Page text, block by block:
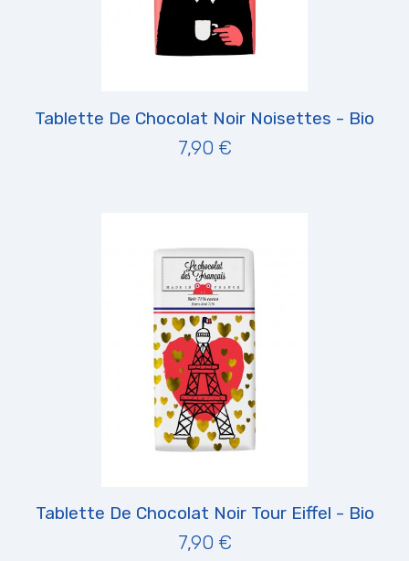
Tablette De Chocolat Noir Noisettes - Bio
7,90 €
Tablette De Chocolat Noir Tour Eiffel - Bio
7,90 €